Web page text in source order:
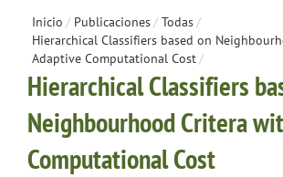
Inicio / Publicaciones/ Todas/
Hierarchical Classifiers based on
Adaptive Computational Cost/
Hierarchical Classifiers
Neighbourhood Critera
Computational Cost